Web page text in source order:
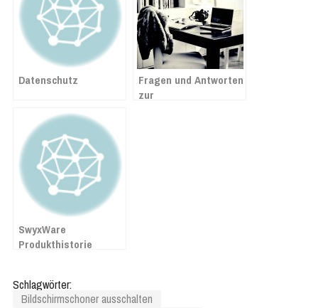
Datenschutz
Fragen und Antworten
zur
SwyxWare
Produkthistorie
Schlagwörter:
Bildschirmschoner ausschalten